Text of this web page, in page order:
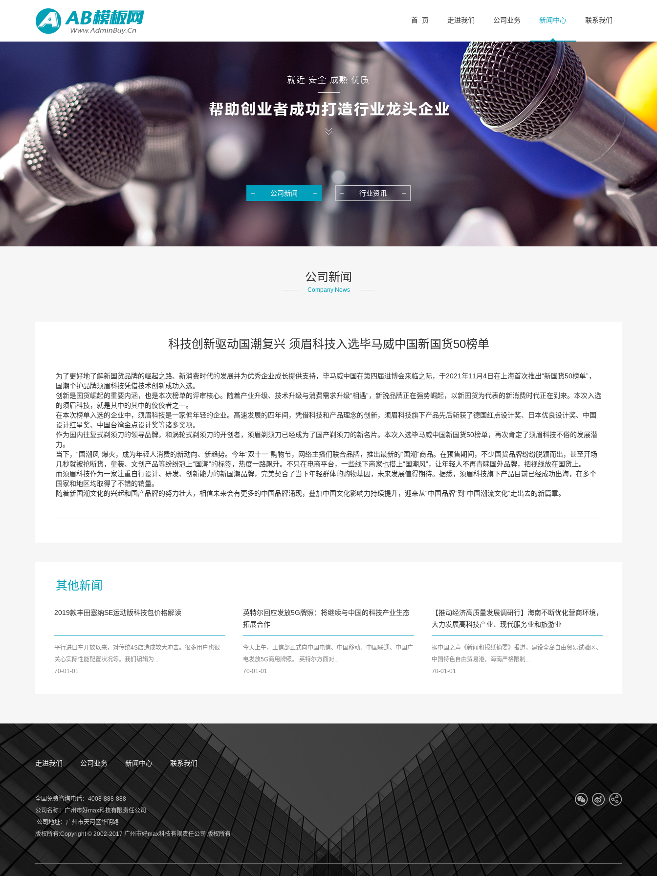
首 页 走进我们 公司业务 新闻中心 联系我们
公司新闻 行业资讯
公司新闻
Company News
科技创新驱动国潮复兴 须眉科技入选毕马威中国新国货50榜单
为了更好地了解新国货品牌的崛起之路、新消费时代的发展并为优秀企业成长提供支持，毕马威中国在第四届进博会来临之际，于2021年11月4日在上海首次推出“新国货50榜单”，
国潮个护品牌须眉科技凭借技术创新成功入选。
创新是国货崛起的重要内涵，也是本次榜单的评审核心。随着产业升级、技术升级与消费需求升级“相遇”，新锐品牌正在强势崛起，以新国货为代表的新消费时代正在到来。本次入选
的须眉科技，就是其中的其中的佼佼者之一。
在本次榜单入选的企业中，须眉科技是一家偏年轻的企业。高速发展的四年间，凭借科技和产品理念的创新，须眉科技旗下产品先后斩获了德国红点设计奖、日本优良设计奖、中国
设计红星奖、中国台湾金点设计奖等诸多奖项。
作为国内往复式剃须刀的领导品牌，和涡轮式剃须刀的开创者，须眉剃须刀已经成为了国产剃须刀的新名片。本次入选毕马威中国新国货50榜单，再次肯定了须眉科技不俗的发展潜
力。
当下，“国潮风”爆火，成为年轻人消费的新动向、新趋势。今年“双十一”购物节，网络主播们联合品牌，推出最新的“国潮”商品。在预售期间，不少国货品牌纷纷脱颖而出，甚至开场
几秒就被抢断货，童装、文创产品等纷纷冠上“国潮”的标签，热度一路飙升。不只在电商平台，一些线下商家也搭上“国潮风”，让年轻人不再青睐国外品牌，把视线放在国货上。
而须眉科技作为一家注重自行设计、研发、创新能力的新国潮品牌，完美契合了当下年轻群体的购物基因，未来发展值得期待。据悉，须眉科技旗下产品目前已经成功出海，在多个
国家和地区均取得了不错的销量。
随着新国潮文化的兴起和国产品牌的努力壮大，相信未来会有更多的中国品牌涌现，叠加中国文化影响力持续提升，迎来从“中国品牌”到“中国潮流文化”走出去的新篇章。
其他新闻
2019款丰田塞纳SE运动版科技包价格解读
平行进口车开放以来，对传统4S店造成较大冲击。很多用户也很
关心实际性能配置状况等。我们编辑为...
70-01-01
英特尔回应发放5G牌照：将继续与中国的科技产业生态
拓展合作
今天上午，工信部正式向中国电信、中国移动、中国联通、中国广
电发放5G商用牌照。 英特尔方面对...
70-01-01
【推动经济高质量发展调研行】海南不断优化营商环境，
大力发展高科技产业、现代服务业和旅游业
据中国之声《新闻和报纸摘要》报道，建设全岛自由贸易试验区、
中国特色自由贸易港，海南严格限制...
70-01-01
走进我们 公司业务 新闻中心 联系我们
全国免费咨询电话：4008-888-888
公司名称：广州市好max科技有限责任公司
公司地址： 广州市天河区华明路
版权所有:Copyright © 2002-2017 广州市好max科技有限责任公司 版权所有